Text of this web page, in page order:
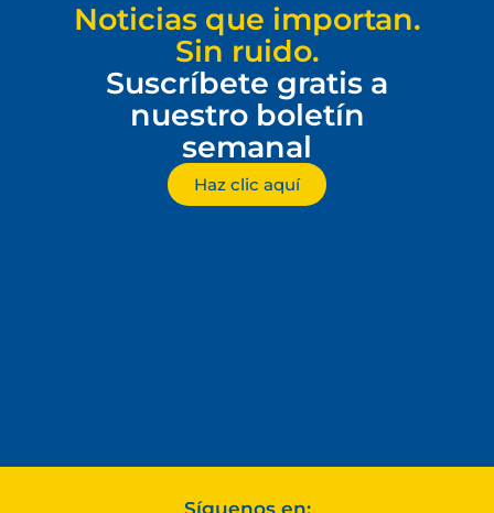
Noticias que importan.
Sin ruido.
Suscríbete gratis a
nuestro boletín
semanal
Haz clic aquí